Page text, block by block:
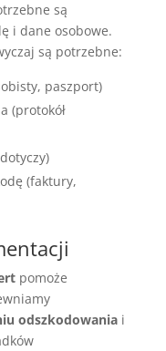
są
i dane osobowe.
są potrzebne:
paszport)
(protokół
(faktury,
pomoże
odszkodowaniai